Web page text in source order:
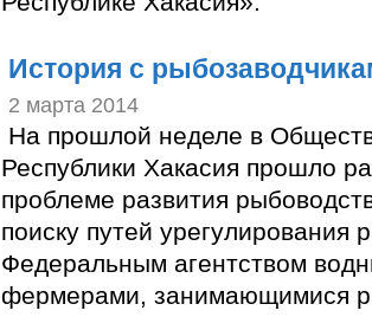
История с
2 марта 2014
На прошлой неделе в
Республики Хакасия прошло
проблеме развития
поиску путей урегулирования
Федеральным агентством
фермерами, занимающимися